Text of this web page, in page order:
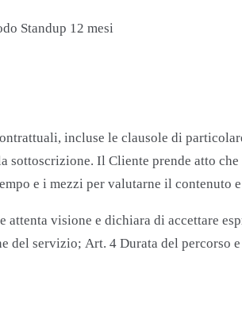
Standup 12 mesi
incluse le clausole di
Il Cliente prende atto
e i mezzi per valutarne il contenuto
visione e dichiara di accettare
servizio; Art. 4 Durata del